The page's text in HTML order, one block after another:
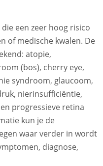
een zeer hoog risico
of medische kwalen. De
atopie,
(bos), cherry eye,
syndroom, glaucoom,
nierinsufficiëntie,
progressieve retina
kun je de
waar verder in wordt
diagnose,